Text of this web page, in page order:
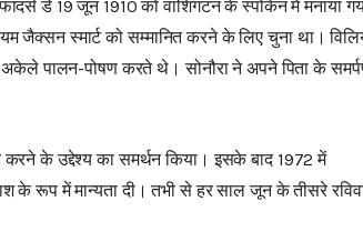
डे 19 जून 1910 को वाशिंगटन के स्पोकेन में मनाया
जैक्सन स्मार्ट को सम्मानित करने के लिए चुना था।
पालन-पोषण करते थे। सोनौरा ने अपने पिता के
करने के उद्देश्य का समर्थन किया। इसके बाद 1972 में
के रूप में मान्यता दी। तभी से हर साल जून के तीसरे